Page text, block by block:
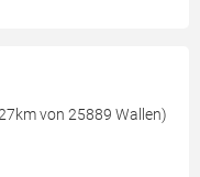
von 25889 Wallen)